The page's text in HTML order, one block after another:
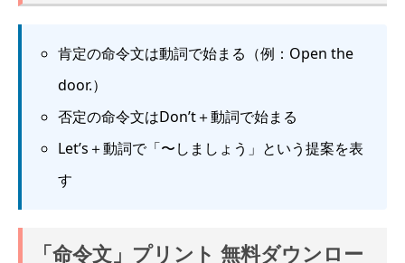
肯定の命令文は動詞で始まる（例：Open the
door.）
否定の命令文はDon’t＋動詞で始まる
Let’s＋動詞で「〜しましょう」という提案を表
す
「命令文」プリント 無料ダウンロー